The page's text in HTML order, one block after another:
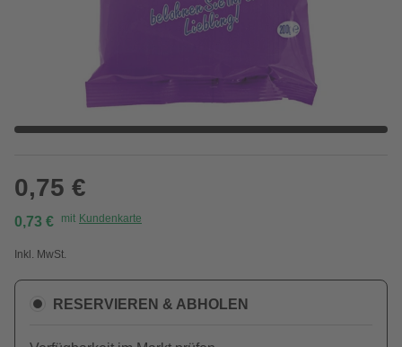
0,75 €
0,73 € mit Kundenkarte
Inkl. MwSt.
RESERVIEREN & ABHOLEN